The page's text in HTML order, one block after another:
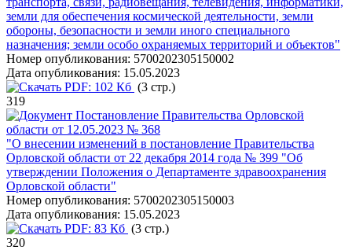
земли для обеспечения космической деятельности, земли
обороны, безопасности и земли иного специального
назначения; земли особо охраняемых территорий и объектов"
Номер опубликования: 5700202305150002
Дата опубликования: 15.05.2023
PDF: 102 Кб (3 стр.)
319
Постановление Правительства Орловской
области от 12.05.2023 № 368
"О внесении изменений в постановление Правительства
Орловской области от 22 декабря 2014 года № 399 "Об
утверждении Положения о Департаменте здравоохранения
Орловской области"
Номер опубликования: 5700202305150003
Дата опубликования: 15.05.2023
PDF: 83 Кб (3 стр.)
320